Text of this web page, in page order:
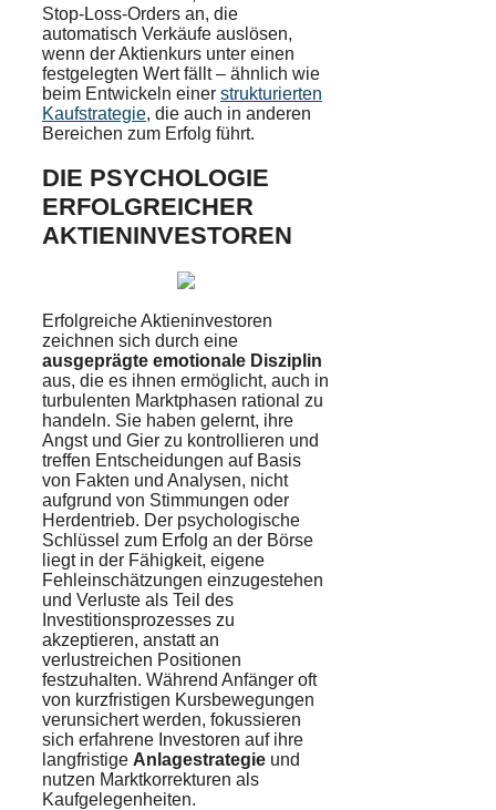
Stop-Loss-Orders an, die
automatisch Verkäufe auslösen,
wenn der Aktienkurs unter einen
festgelegten Wert fällt – ähnlich wie
beim Entwickeln einer strukturierten
Kaufstrategie, die auch in anderen
Bereichen zum Erfolg führt.
DIE PSYCHOLOGIE
ERFOLGREICHER
AKTIENINVESTOREN
Erfolgreiche Aktieninvestoren
zeichnen sich durch eine
ausgeprägte emotionale Disziplin
aus, die es ihnen ermöglicht, auch in
turbulenten Marktphasen rational zu
handeln. Sie haben gelernt, ihre
Angst und Gier zu kontrollieren und
treffen Entscheidungen auf Basis
von Fakten und Analysen, nicht
aufgrund von Stimmungen oder
Herdentrieb. Der psychologische
Schlüssel zum Erfolg an der Börse
liegt in der Fähigkeit, eigene
Fehleinschätzungen einzugestehen
und Verluste als Teil des
Investitionsprozesses zu
akzeptieren, anstatt an
verlustreichen Positionen
festzuhalten. Während Anfänger oft
von kurzfristigen Kursbewegungen
verunsichert werden, fokussieren
sich erfahrene Investoren auf ihre
langfristige Anlagestrategie und
nutzen Marktkorrekturen als
Kaufgelegenheiten.